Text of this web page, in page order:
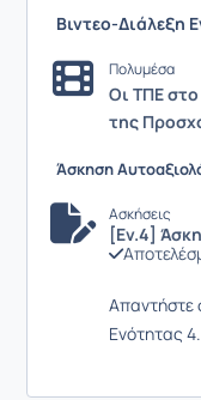
Βιντεο-Διάλεξη
Πολυμέσα
Οι ΤΠΕ
της
Άσκηση
Ασκήσεις
[Εν.4]
Απαντήστε
Ενότητας 4.